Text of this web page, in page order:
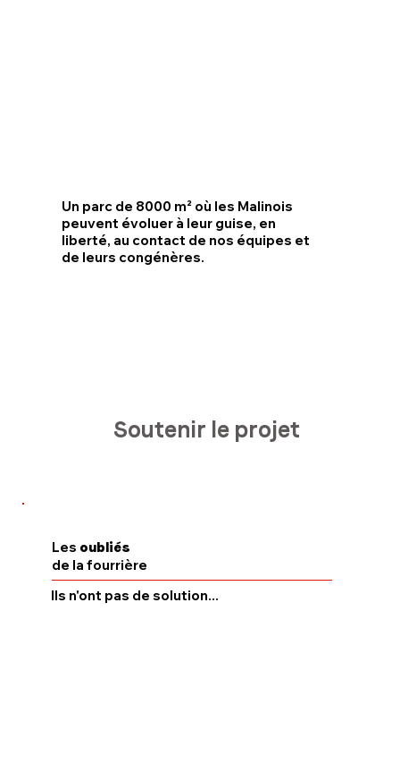
Un parc de 8000 m² où les Malinois
peuvent évoluer à leur guise, en
liberté, au contact de nos équipes et
de leurs congénères.
Soutenir le projet
Les oubliés
de la fourrière
Ils n'ont pas de solution...